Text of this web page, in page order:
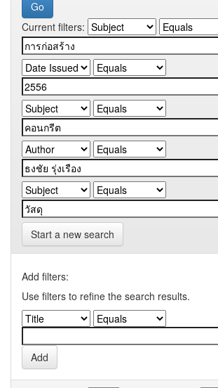
Current filters:
Start a new search
Add filters:
Use filters to refine the search results.